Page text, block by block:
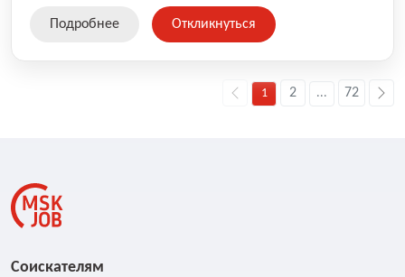
Подробнее Откликнуться
1 2 ... 72
Соискателям